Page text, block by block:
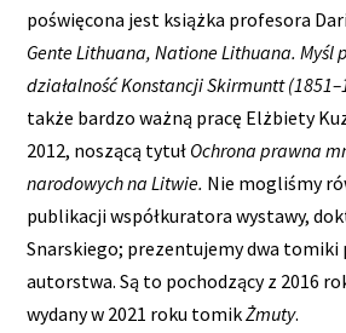
poświęcona jest książka profesora
Gente Lithuana, Natione Lithuana. Myśl
działalność Konstancji Skirmuntt
także bardzo ważną pracę Elżbiety
2012, noszącą tytuł Ochrona prawna
narodowych na Litwie. Nie mogliśmy
publikacji współkuratora wystawy,
Snarskiego; prezentujemy dwa tomiki
autorstwa. Są to pochodzący z 2016
wydany w 2021 roku tomikŻmuty.